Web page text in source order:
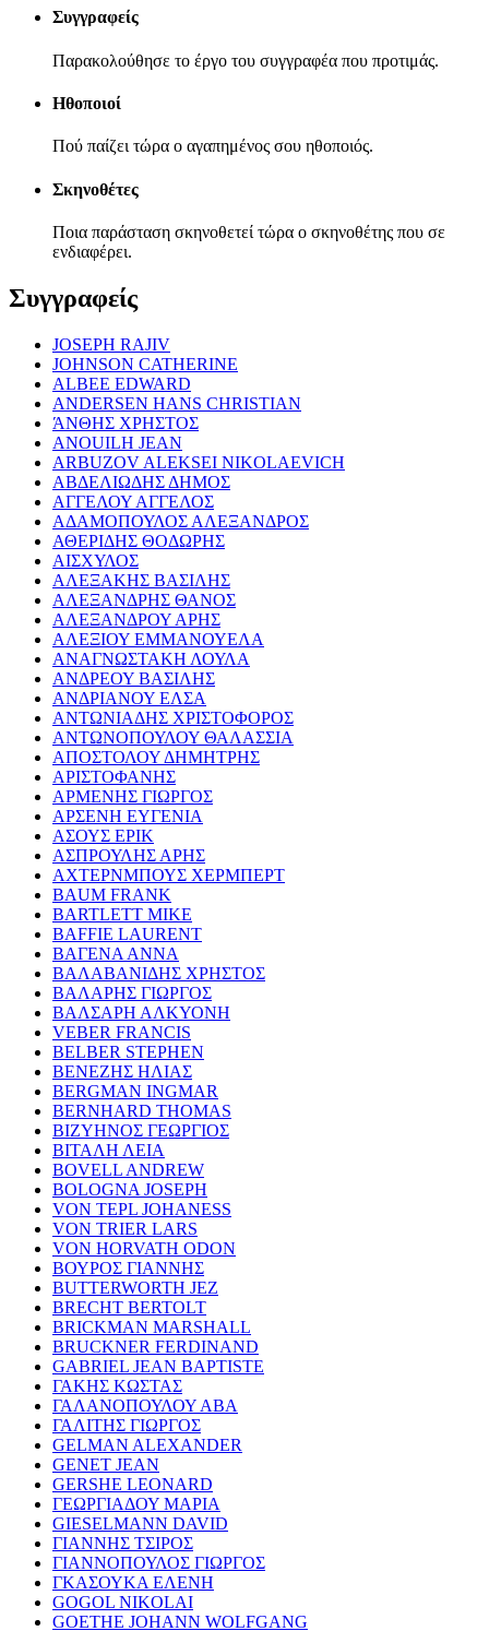
Συγγραφείς
Παρακολούθησε το έργο του συγγραφέα που προτιμάς.
Ηθοποιοί
Πού παίζει τώρα ο αγαπημένος σου ηθοποιός.
Σκηνοθέτες
Ποια παράσταση σκηνοθετεί τώρα ο σκηνοθέτης που σε
ενδιαφέρει.
Συγγραφείς
JOSEPH RAJIV
JOHNSON CATHERINE
ALBEE EDWARD
ANDERSEN HANS CHRISTIAN
ΆΝΘΗΣ ΧΡΗΣΤΟΣ
ANOUILH JEAN
ARBUZOV ALEKSEI NIKOLAEVICH
ΑΒΔΕΛΙΩΔΗΣ ΔΗΜΟΣ
ΑΓΓΕΛΟΥ ΑΓΓΕΛΟΣ
ΑΔΑΜΟΠΟΥΛΟΣ ΑΛΕΞΑΝΔΡΟΣ
ΑΘΕΡΙΔΗΣ ΘΟΔΩΡΗΣ
ΑΙΣΧΥΛΟΣ
ΑΛΕΞΑΚΗΣ ΒΑΣΙΛΗΣ
ΑΛΕΞΑΝΔΡΗΣ ΘΑΝΟΣ
ΑΛΕΞΑΝΔΡΟΥ ΑΡΗΣ
ΑΛΕΞΙΟΥ ΕΜΜΑΝΟΥΕΛΑ
ΑΝΑΓΝΩΣΤΑΚΗ ΛΟΥΛΑ
ΑΝΔΡΕΟΥ ΒΑΣΙΛΗΣ
ΑΝΔΡΙΑΝΟΥ ΕΛΣΑ
ΑΝΤΩΝΙΑΔΗΣ ΧΡΙΣΤΟΦΟΡΟΣ
ΑΝΤΩΝΟΠΟΥΛΟΥ ΘΑΛΑΣΣΙΑ
ΑΠΟΣΤΟΛΟΥ ΔΗΜΗΤΡΗΣ
ΑΡΙΣΤΟΦΑΝΗΣ
ΑΡΜΕΝΗΣ ΓΙΩΡΓΟΣ
ΑΡΣΕΝΗ ΕΥΓΕΝΙΑ
ΑΣΟΥΣ ΕΡΙΚ
ΑΣΠΡΟΥΛΗΣ ΑΡΗΣ
ΑΧΤΕΡΝΜΠΟΥΣ ΧΕΡΜΠΕΡΤ
BAUM FRANK
BARTLETT MIKE
BAFFIE LAURENT
ΒΑΓΕΝΑ ΑΝΝΑ
ΒΑΛΑΒΑΝΙΔΗΣ ΧΡΗΣΤΟΣ
ΒΑΛΑΡΗΣ ΓΙΩΡΓΟΣ
ΒΑΛΣΑΡΗ ΑΛΚΥΟΝΗ
VEBER FRANCIS
BELBER STEPHEN
ΒΕΝΕΖΗΣ ΗΛΙΑΣ
BERGMAN INGMAR
BERNHARD THOMAS
ΒΙΖΥΗΝΟΣ ΓΕΩΡΓΙΟΣ
ΒΙΤΑΛΗ ΛΕΙΑ
BOVELL ANDREW
BOLOGNA JOSEPH
VON TEPL JOHANESS
VON TRIER LARS
VON HORVATH ODON
ΒΟΥΡΟΣ ΓΙΑΝΝΗΣ
BUTTERWORTH JEZ
BRECHT BERTOLT
BRICKMAN MARSHALL
BRUCKNER FERDINAND
GABRIEL JEAN BAPTISTE
ΓΑΚΗΣ ΚΩΣΤΑΣ
ΓΑΛΑΝΟΠΟΥΛΟΥ ΑΒΑ
ΓΑΛΙΤΗΣ ΓΙΩΡΓΟΣ
GELMAN ALEXANDER
GENET JEAN
GERSHE LEONARD
ΓΕΩΡΓΙΑΔΟΥ ΜΑΡΙΑ
GIESELMANN DAVID
ΓΙΑΝΝΗΣ ΤΣΙΡΟΣ
ΓΙΑΝΝΟΠΟΥΛΟΣ ΓΙΩΡΓΟΣ
ΓΚΑΣΟΥΚΑ ΕΛΕΝΗ
GOGOL NIKOLAI
GOETHE JOHANN WOLFGANG